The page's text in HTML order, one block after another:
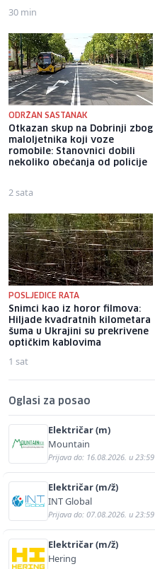
30 min
ODRŽAN SASTANAK
Otkazan skup na Dobrinji zbog
maloljetnika koji voze
romobile: Stanovnici dobili
nekoliko obećanja od policije
2 sata
POSLJEDICE RATA
Snimci kao iz horor filmova:
Hiljade kvadratnih kilometara
šuma u Ukrajini su prekrivene
optičkim kablovima
1 sat
Oglasi za posao
Električar (m)
Mountain
Prijava do: 16.08.2026. u 23:59
Električar (m/ž)
INT Global
Prijava do: 07.08.2026. u 23:59
Električar (m/ž)
Hering